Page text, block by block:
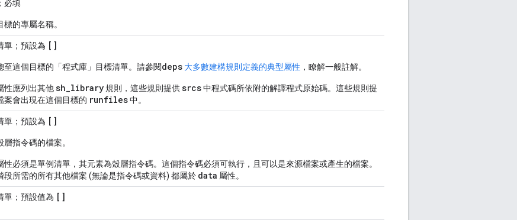
；必填
標的專屬名稱。
單；預設為 []
至這個目標的「程式庫」目標清單。請參閱deps 大多數建構規則定義的典型屬性 ，瞭解一般註解。
性應列出其他sh_library 規則，這些規則提供srcs中程式碼所依附的解譯程式原始碼。這些規則提
案會出現在這個目標的 runfiles中。
單；預設為 []
層指令碼的檔案。
性必須是單例清單，其元素為殼層指令碼。這個指令碼必須可執行，且可以是來源檔案或產生的檔案。
段所需的所有其他檔案 (無論是指令碼或資料) 都屬於 data 屬性。
單；預設值為 []